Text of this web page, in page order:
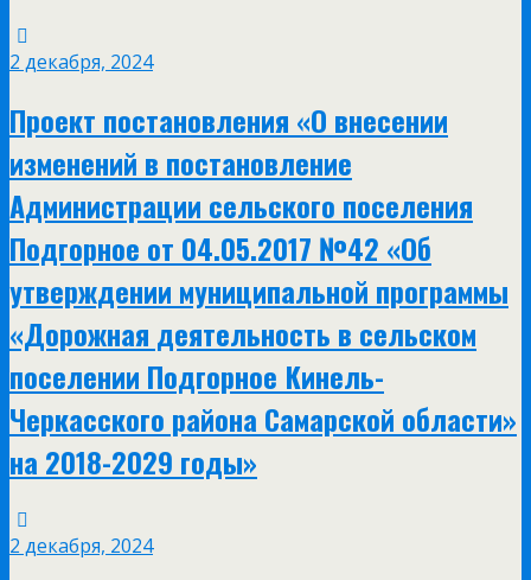
2 декабря, 2024
Проект постановления «О внесении
изменений в постановление
Администрации сельского поселения
Подгорное от 04.05.2017 №42 «Об
утверждении муниципальной программы
«Дорожная деятельность в сельском
поселении Подгорное Кинель-
Черкасского района Самарской области»
на 2018-2029 годы»
2 декабря, 2024